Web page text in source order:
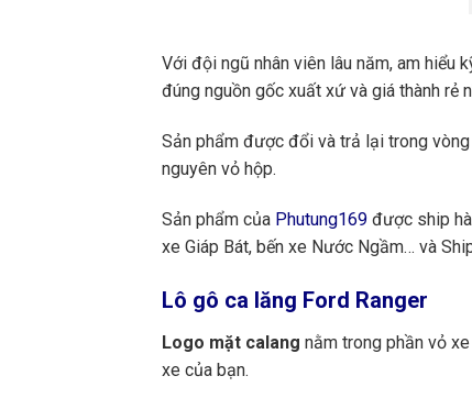
Với đội ngũ nhân viên lâu năm, am hiểu
đúng nguồn gốc xuất xứ và giá thành rẻ
Sản phẩm được đổi và trả lại trong
nguyên vỏ hộp.
Sản phẩm của Phutung169 được ship
xe Giáp Bát, bến xe Nước Ngầm… và
Lô gô ca lăng Ford Ranger
Logo mặt calang nằm trong phần vỏ
xe của bạn.